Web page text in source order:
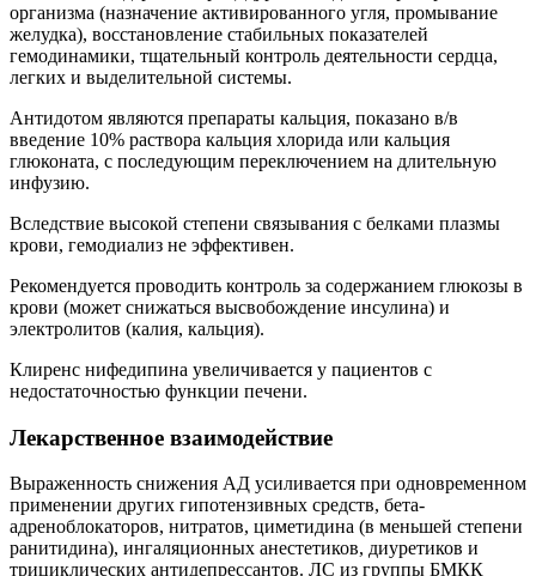
организма (назначение активированного угля, промывание
желудка), восстановление стабильных показателей
гемодинамики, тщательный контроль деятельности сердца,
легких и выделительной системы.
Антидотом являются препараты кальция, показано в/в
введение 10% раствора кальция хлорида или кальция
глюконата, с последующим переключением на длительную
инфузию.
Вследствие высокой степени связывания с белками плазмы
крови, гемодиализ не эффективен.
Рекомендуется проводить контроль за содержанием глюкозы в
крови (может снижаться высвобождение инсулина) и
электролитов (калия, кальция).
Клиренс нифедипина увеличивается у пациентов с
недостаточностью функции печени.
Лекарственное взаимодействие
Выраженность снижения АД усиливается при одновременном
применении других гипотензивных средств, бета-
адреноблокаторов, нитратов, циметидина (в меньшей степени
ранитидина), ингаляционных анестетиков, диуретиков и
трициклических антидепрессантов. ЛС из группы БМКК